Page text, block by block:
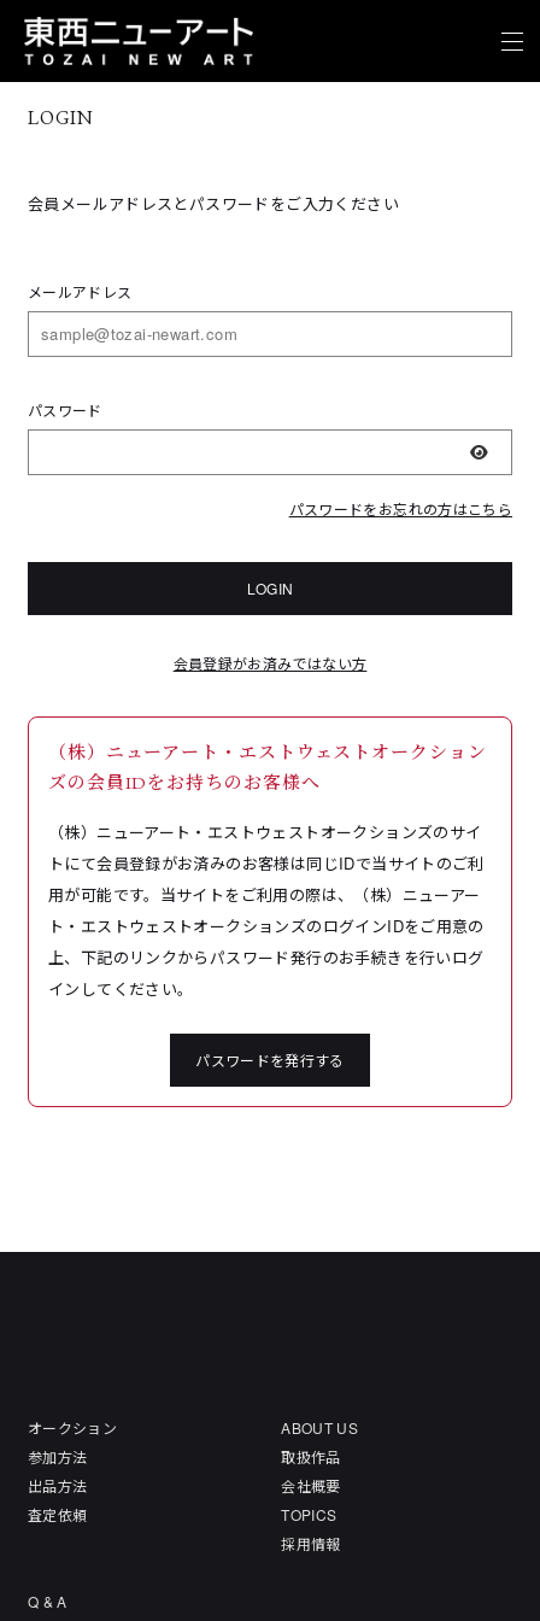
LOGIN
会員メールアドレスとパスワードをご入力ください
メールアドレス
パスワード
表示
パスワードをお忘れの方はこちら
LOGIN
会員登録がお済みではない方
（株）ニューアート・エストウェストオークション
ズの会員IDをお持ちのお客様へ
（株）ニューアート・エストウェストオークションズのサイ
トにて会員登録がお済みのお客様は同じIDで当サイトのご利
用が可能です。当サイトをご利用の際は、（株）ニューアー
ト・エストウェストオークションズのログインIDをご用意の
上、下記のリンクからパスワード発行のお手続きを行いログ
インしてください。
パスワードを発行する
オークション
参加方法
出品方法
査定依頼
ABOUT US
取扱作品
会社概要
TOPICS
採用情報
Q & A